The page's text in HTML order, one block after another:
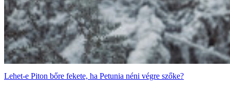
Lehet-e Piton bőre fekete, ha Petunia néni végre szőke?